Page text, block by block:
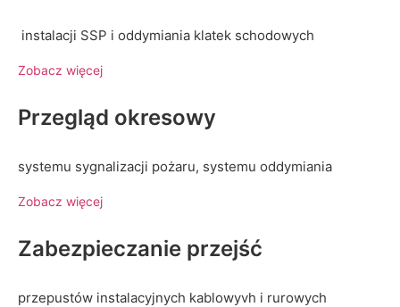
instalacji SSP i oddymiania klatek schodowych
Zobacz więcej
Przegląd okresowy
systemu sygnalizacji pożaru, systemu oddymiania
Zobacz więcej
Zabezpieczanie przejść
przepustów instalacyjnych kablowyvh i rurowych